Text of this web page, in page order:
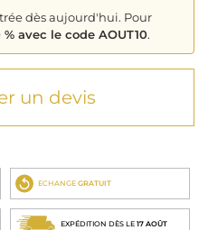
dès aujourd'hui. Pour
% avec le code AOUT10.
un devis
ECHANGE GRATUIT
EXPÉDITION DÈS LE 17 AOÛT